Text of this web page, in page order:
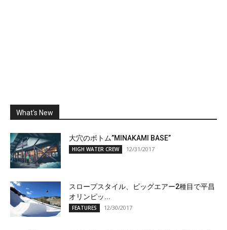
What's New
大穴のボトム”MINAKAMI BASE”
HIGH WATER CREW 12/31/2017
スロープスタイル、ビッグエアー2種目で平昌
オリンピッ...
FEATURES 12/30/2017